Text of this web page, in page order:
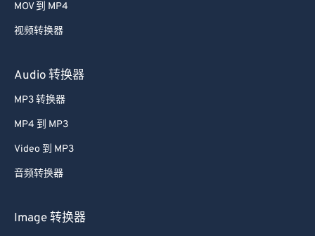
MOV 到 MP4
视频转换器
Audio 转换器
MP3 转换器
MP4 到 MP3
Video 到 MP3
音频转换器
Image 转换器